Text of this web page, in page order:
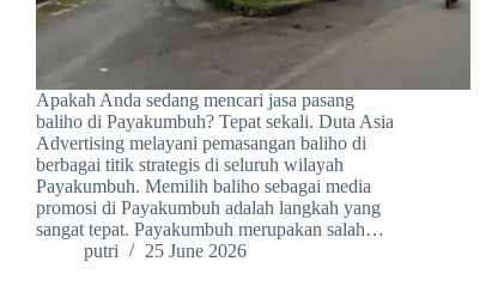
Apakah Anda sedang mencari jasa pasang
baliho di Payakumbuh? Tepat sekali. Duta Asia
Advertising melayani pemasangan baliho di
berbagai titik strategis di seluruh wilayah
Payakumbuh. Memilih baliho sebagai media
promosi di Payakumbuh adalah langkah yang
sangat tepat. Payakumbuh merupakan salah…
putri
25 June 2026